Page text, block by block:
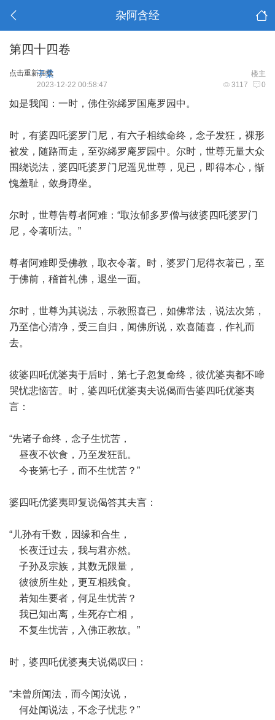
杂阿含经
第四十四卷
点击重新加载 楼主
子柔
3117 0
2023-12-22 00:58:47
如是我闻：一时，佛住弥絺罗国庵罗园中。
时，有婆四吒婆罗门尼，有六子相续命终，念子发狂，裸形
被发，随路而走，至弥絺罗庵罗园中。尔时，世尊无量大众
围绕说法，婆四吒婆罗门尼遥见世尊，见已，即得本心，惭
愧羞耻，敛身蹲坐。
尔时，世尊告尊者阿难：“取汝郁多罗僧与彼婆四吒婆罗门
尼，令著听法。”
尊者阿难即受佛教，取衣令著。时，婆罗门尼得衣著已，至
于佛前，稽首礼佛，退坐一面。
尔时，世尊为其说法，示教照喜已，如佛常法，说法次第，
乃至信心清净，受三自归，闻佛所说，欢喜随喜，作礼而
去。
彼婆四吒优婆夷于后时，第七子忽复命终，彼优婆夷都不啼
哭忧悲恼苦。时，婆四吒优婆夷夫说偈而告婆四吒优婆夷
言：
“先诸子命终，念子生忧苦，
昼夜不饮食，乃至发狂乱。
今丧第七子，而不生忧苦？”
婆四吒优婆夷即复说偈答其夫言：
“儿孙有千数，因缘和合生，
长夜迁过去，我与君亦然。
子孙及宗族，其数无限量，
彼彼所生处，更互相残食。
若知生要者，何足生忧苦？
我已知出离，生死存亡相，
不复生忧苦，入佛正教故。”
时，婆四吒优婆夷夫说偈叹曰：
“未曾所闻法，而今闻汝说，
何处闻说法，不念子忧悲？”